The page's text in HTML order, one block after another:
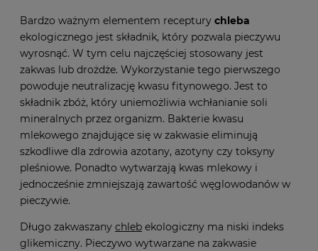
Bardzo ważnym elementem receptury chleba
ekologicznego jest składnik, który pozwala pieczywu
wyrosnąć. W tym celu najczęściej stosowany jest
zakwas lub drożdże. Wykorzystanie tego pierwszego
powoduje neutralizację kwasu fitynowego. Jest to
składnik zbóż, który uniemożliwia wchłanianie soli
mineralnych przez organizm. Bakterie kwasu
mlekowego znajdujące się w zakwasie eliminują
szkodliwe dla zdrowia azotany, azotyny czy toksyny
pleśniowe. Ponadto wytwarzają kwas mlekowy i
jednocześnie zmniejszają zawartość węglowodanów w
pieczywie.
Długo zakwaszany chleb ekologiczny ma niski indeks
glikemiczny. Pieczywo wytwarzane na zakwasie